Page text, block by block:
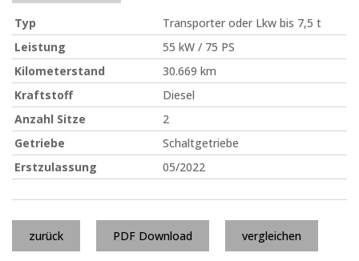
Typ
Transporter oder Lkw bis 7,5 t
Leistung
55 kW / 75 PS
Kilometerstand
30.669 km
Kraftstoff
Diesel
Anzahl Sitze
2
Getriebe
Schaltgetriebe
Erstzulassung
05/2022
zurück PDF Download vergleichen